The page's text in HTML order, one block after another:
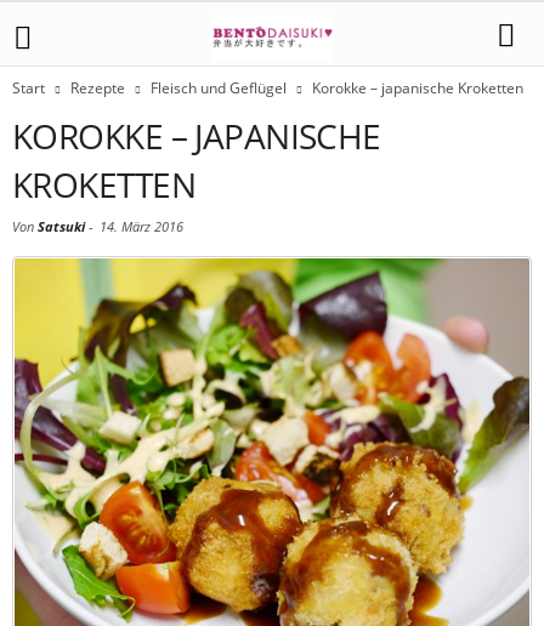
Start Rezepte Fleisch und Geflügel Korokke – japanische Kroketten
KOROKKE – JAPANISCHE
KROKETTEN
Von Satsuki- 14. März 2016